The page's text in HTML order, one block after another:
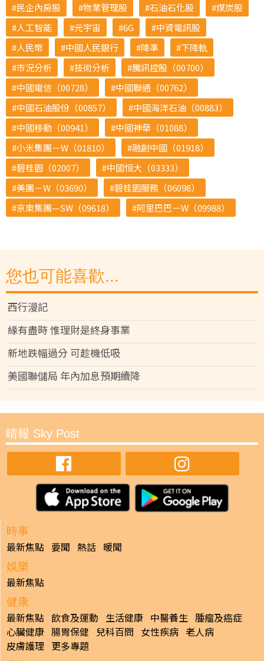
民企內房股
物業管理股 石油石化股
煤炭股
人工智能
元宇宙 6G
中資電訊股
人民幣
中國人民銀行 降準
下降軌
市況分析
技術分析
騰訊控股（00700）
中國電信（00728）
中國聯通（00762）
中國石油股份（00857）
中國海洋石油（00883）
中國移動（00941）
中國神華（01088）
小米集團－W（01810）
融創中國（01918）
碧桂園（02007）
中國恒大（03333）
美團－W（03690）
碧桂園服務（06098）
京東集團—SW（09618）
阿里巴巴－W（09988）
您也可能喜歡...
西行漫記
緣有盡時 惟理財是終身事業
新地跌幅過分 可趁機低吸
美國聯儲局 年內加息預期續降
晴報 Sky Post
時事
最新焦點 要聞 熱話 暖聞
娛樂
最新焦點
健康
最新焦點 飲食及運動 生活健康 中醫養生 腫瘤及癌症
心臟健康 腸胃保健 兒科百問 女性疾病 老人病
皮膚護理 更多專題